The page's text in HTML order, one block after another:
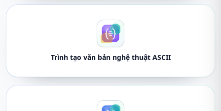
Trình tạo văn bản nghệ thuật ASCII